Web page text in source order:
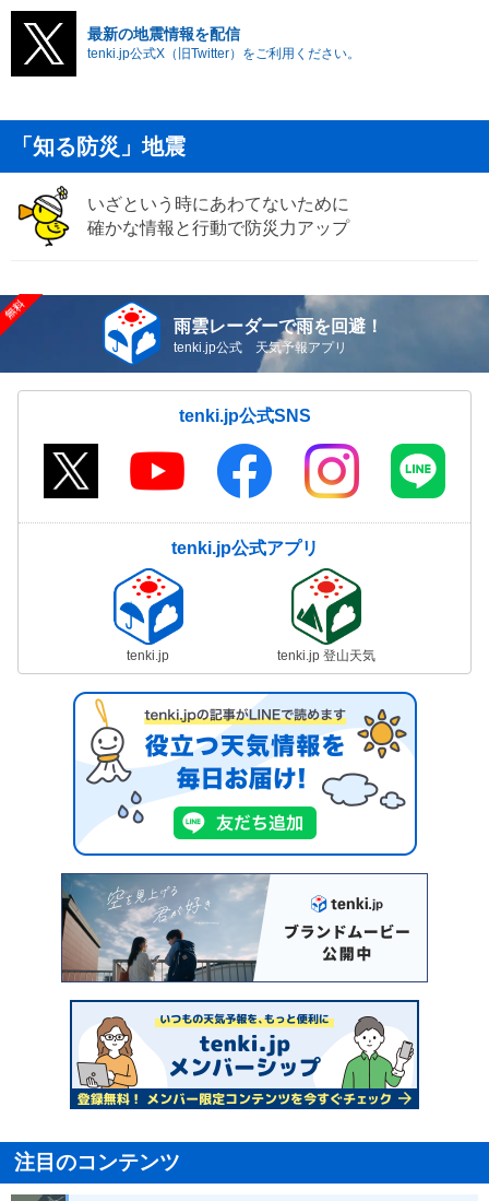
最新の地震情報を配信
tenki.jp公式X（旧Twitter）をご利用ください。
「知る防災」地震
いざという時にあわてないために
確かな情報と行動で防災力アップ
雨雲レーダーで雨を回避！
tenki.jp公式 天気予報アプリ
tenki.jp公式SNS
tenki.jp公式アプリ
tenki.jp tenki.jp 登山天気
注目のコンテンツ